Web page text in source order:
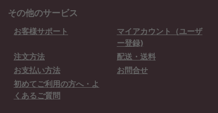
その他のサービス
お客様サポート
マイアカウント（ユーザ
ー登録)
注文方法
配送・送料
お支払い方法
お問合せ
初めてご利用の方へ・よ
くあるご質問